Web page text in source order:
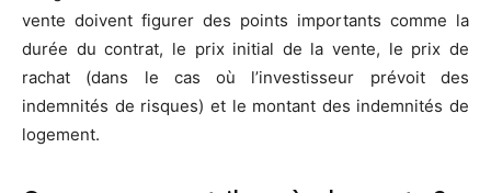
vente doivent figurer des points importants comme la
durée du contrat, le prix initial de la vente, le prix de
rachat (dans le cas où l’investisseur prévoit des
indemnités de risques) et le montant des indemnités de
logement.